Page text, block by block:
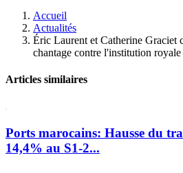
Accueil
Actualités
Éric Laurent et Catherine Graciet
chantage contre l'institution royale
Articles similaires
Ports marocains: Hausse du
14,4% au S1-2...